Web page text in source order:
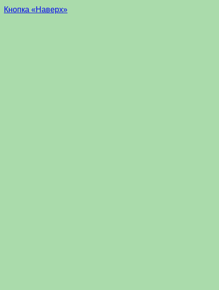
Кнопка «Наверх»